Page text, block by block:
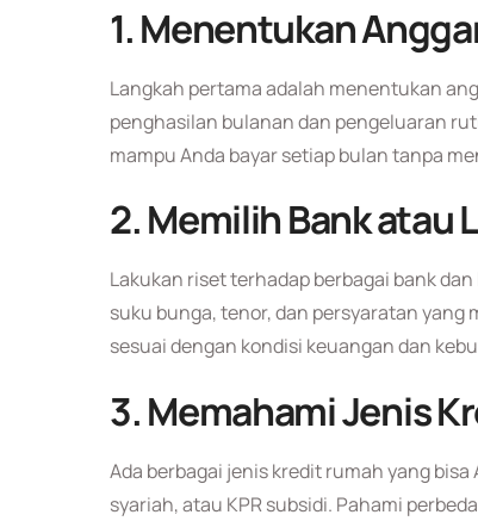
1.Menentukan
Langkah pertama adalah menentukan
penghasilan bulanan dan pengeluaran
mampu Anda bayar setiap bulan tanpa
2.Memilih Bank atau
Lakukan riset terhadap berbagai bank
suku bunga, tenor, dan persyaratan yang
sesuai dengan kondisi keuangan dan
3.Memahami Jenis
Ada berbagai jenis kredit rumah yang
syariah, atau KPR subsidi. Pahami